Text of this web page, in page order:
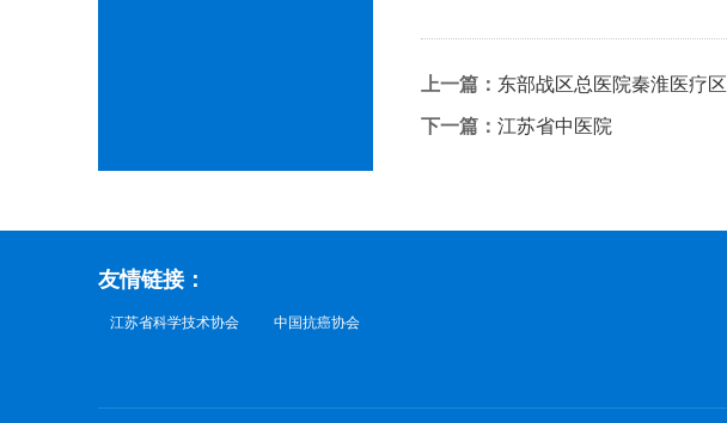
上一篇： 东部战区总医院秦淮医疗区
下一篇： 江苏省中医院
友情链接：
江苏省科学技术协会 中国抗癌协会